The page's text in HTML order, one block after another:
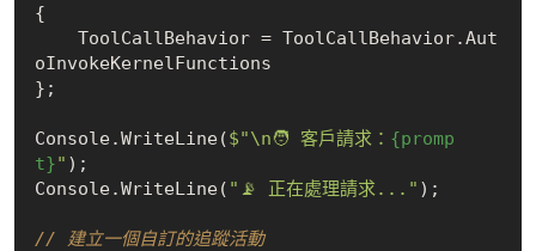
{
oInvokeKernelFunctions
};
Console.WriteLine($"\n🧑 客戶請求： {promp
t}" );
Console.WriteLine( "📡 正在處理請求..." );
// 建立一個自訂的追蹤活動